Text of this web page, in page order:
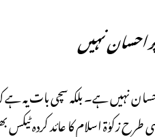
احسان نہیں
احسان نہیں ہے۔ بلکہ سچی بات یہ
طرح زکوٰۃ اسلام کا عائد کردہ